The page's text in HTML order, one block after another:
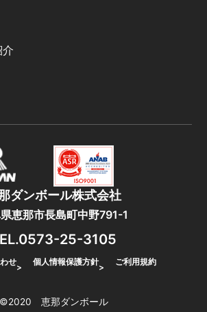
介
ダンボール株式会社
恵那市長島町中野791-1
25-3105
せ 個人情報保護方針 ご利用規約
©2020 恵那ダンボール